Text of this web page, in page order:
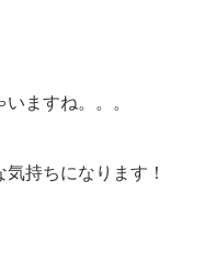
ますね。。。
持ちになります！